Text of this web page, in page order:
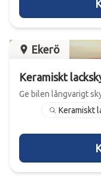
Ekerö
Keramiskt
Ge bilen långvarigt
Keramiskt